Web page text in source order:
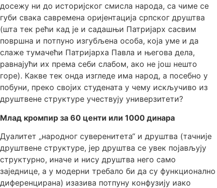
досежу ни до историјског смисла народа, са чиме се
губи свака савремена оријентација српског друштва
(шта тек рећи кад је и садашњи Патријарх сасвим
површна и потпуно изгубљена особа, која уме и да
слаже тумачећи Патријарха Павла и његова дела,
равнајући их према себи слабом, ако не још нешто
горе). Какве тек онда изгледе има народ, а посебно у
побуни, преко својих студената у чему искључиво из
друштвене структуре учествују универзитети?
Млад кромпир за 60 центи или 1000 динара
Дуалитет „народног суверенитета“ и друштва (тачније
друштвене структуре, јер друштва се увек појављују
структурно, иначе и нису друштва него само
заједнице, а у модерни требало би да су функционално
диференцирана) изазива потпуну конфузију иако